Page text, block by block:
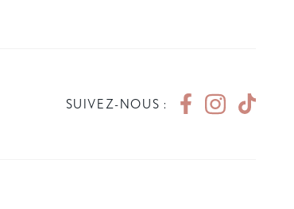
SUIVEZ-NOUS :